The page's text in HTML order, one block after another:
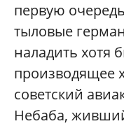
первую
тыловые
наладить хотя
производящее
советский
Небаба,